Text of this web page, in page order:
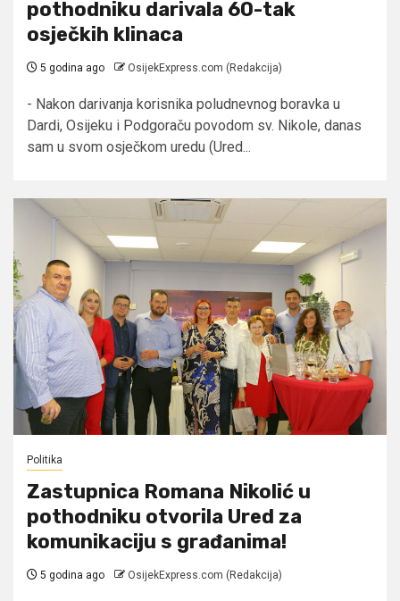
pothodniku darivala 60-tak
osječkih klinaca
5 godina ago OsijekExpress.com (Redakcija)
- Nakon darivanja korisnika poludnevnog boravka u
Dardi, Osijeku i Podgoraču povodom sv. Nikole, danas
sam u svom osječkom uredu (Ured...
Politika
Zastupnica Romana Nikolić u
pothodniku otvorila Ured za
komunikaciju s građanima!
5 godina ago OsijekExpress.com (Redakcija)